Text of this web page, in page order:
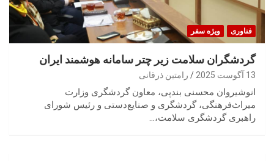
فناوری ویژه سفر
گردشگران سلامت زیر چتر سامانه هوشمند ایران
13 آگوست 2025 رامتین ذرقانی
انوشیروان محسنی بندپی، معاون گردشگری وزارت
میراث‌فرهنگی، گردشگری و صنایع‌دستی و رئیس شورای
راهبری گردشگری سلامت،…